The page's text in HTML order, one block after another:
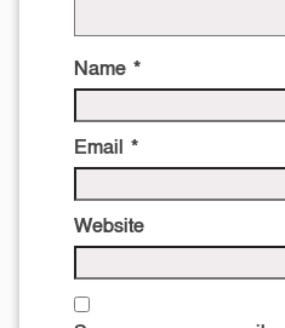
Name *
Email *
Website